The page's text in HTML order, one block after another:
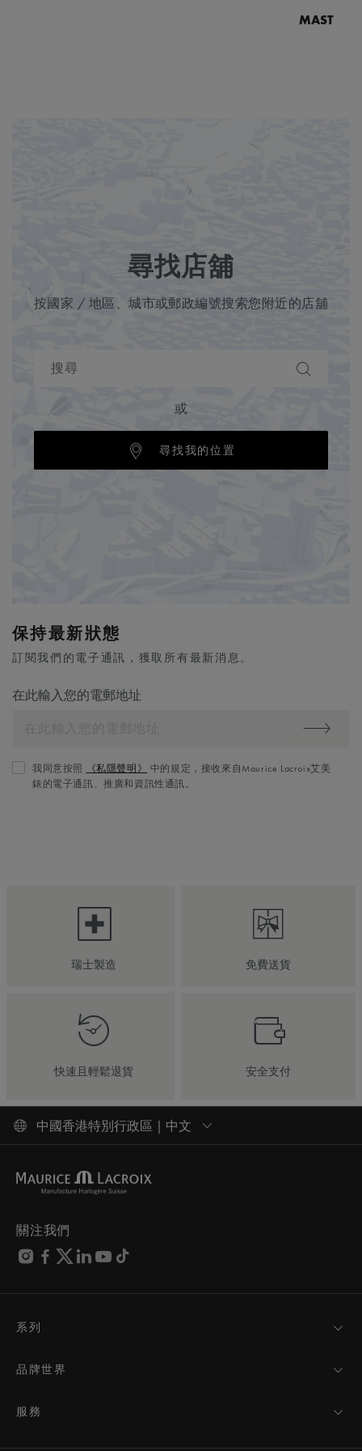
尋找店舖
按國家 / 地區、城市或郵政編號搜索您附近的店舖
或
尋找我的位置
保持最新狀態
訂閱我們的電子通訊，獲取所有最新消息。
在此輸入您的電郵地址
我同意按照 《私隱聲明》
中的規定，接收來自Maurice Lacroix艾美
錶的電子通訊、推廣和資訊性通訊。
瑞士製造 免費送貨
快速且輕鬆退貨 安全支付
中國香港特別行政區 | 中文
關注我們
系列
AIKON
PONTOS
FIABA
品牌世界
媒體報導
合作關係
服務